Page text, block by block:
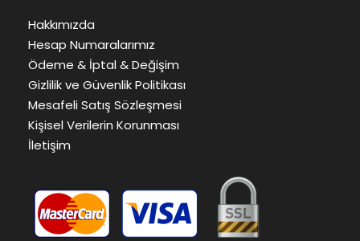
Hakkımızda
Hesap Numaralarımız
Ödeme & İptal & Değişim
Gizlilik ve Güvenlik Politikası
Mesafeli Satış Sözleşmesi
Kişisel Verilerin Korunması
İletişim